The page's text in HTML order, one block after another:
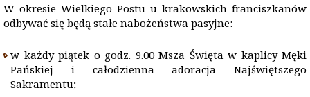
W okresie Wielkiego Postu u krakowskich franciszkanów
odbywać się będą stałe nabożeństwa pasyjne:
w każdy piątek o godz. 9.00 Msza Święta w kaplicy Męki
Pańskiej i całodzienna adoracja Najświętszego
Sakramentu;